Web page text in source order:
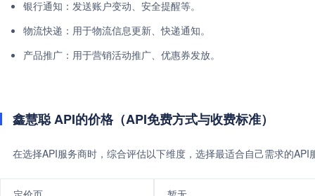
银行通知：发送账户变动、安全提醒等。
物流快递：用于物流信息更新、快递通知。
产品推广：用于营销活动推广、优惠券发放。
鑫慧聪 API的价格（API免费方式与收费标准）
在选择API服务商时，综合评估以下维度，选择最适合自己需求的